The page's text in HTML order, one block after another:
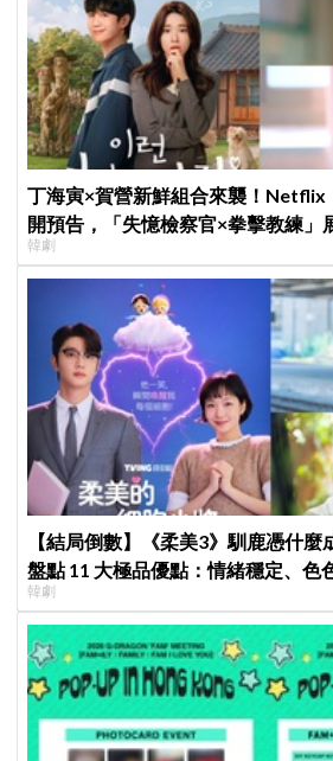
丁海寅×賀營新鮮組合來襲！Netflix
開預告，「失憶檢察官×拳擊教練」
居戀愛
韓劇
【結局倒數】《柔美3》馴鹿憑什麼
盤點 11 大極品優點：情緒穩定、色
韓劇